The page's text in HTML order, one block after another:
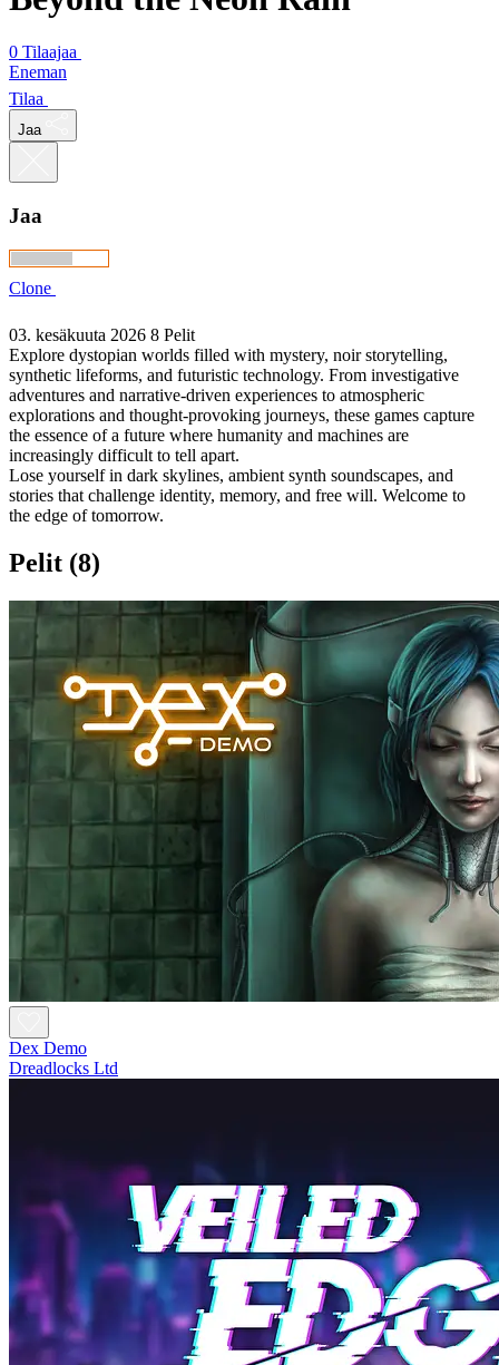
0 Tilaajaa
Eneman
Tilaa
Jaa
Jaa
Clone
03. kesäkuuta 2026 8 Pelit
Explore dystopian worlds filled with mystery, noir storytelling,
synthetic lifeforms, and futuristic technology. From investigative
adventures and narrative-driven experiences to atmospheric
explorations and thought-provoking journeys, these games capture
the essence of a future where humanity and machines are
increasingly difficult to tell apart.
Lose yourself in dark skylines, ambient synth soundscapes, and
stories that challenge identity, memory, and free will. Welcome to
the edge of tomorrow.
Pelit (8)
Dex Demo
Dreadlocks Ltd